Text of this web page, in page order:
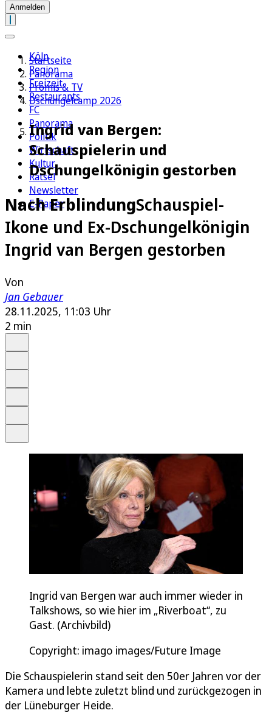
Anmelden
Köln
Region
Freizeit
Restaurants
FC
Panorama
Politik
Wirtschaft
Kultur
Rätsel
Newsletter
E-Paper
Startseite
Panorama
Promis & TV
Dschungelcamp 2026
Ingrid van Bergen:
Schauspielerin und
Dschungelkönigin gestorben
Nach ErblindungSchauspiel-
Ikone und Ex-Dschungelkönigin
Ingrid van Bergen gestorben
Von
Jan Gebauer
28.11.2025, 11:03 Uhr
2 min
Ingrid van Bergen war auch immer wieder in
Talkshows, so wie hier im „Riverboat“, zu
Gast. (Archivbild)
Copyright: imago images/Future Image
Die Schauspielerin stand seit den 50er Jahren vor der
Kamera und lebte zuletzt blind und zurückgezogen in
der Lüneburger Heide.